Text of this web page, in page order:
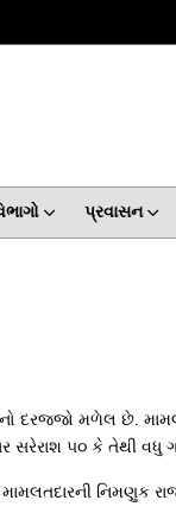
પ્રવાસન
દરજ્જો મળેલ છે.
સરેરાશ ૫૦ કે તેથી વધુ
નિમણુક